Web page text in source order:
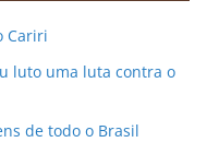
Cariri
luto uma luta contra o
de todo o Brasil